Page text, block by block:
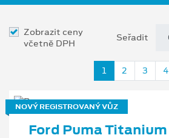
Zobrazit ceny
včetně DPH
Seřadit
1 2 3 4
NOVÝ REGISTROVANÝ VŮZ
Ford Puma Titanium